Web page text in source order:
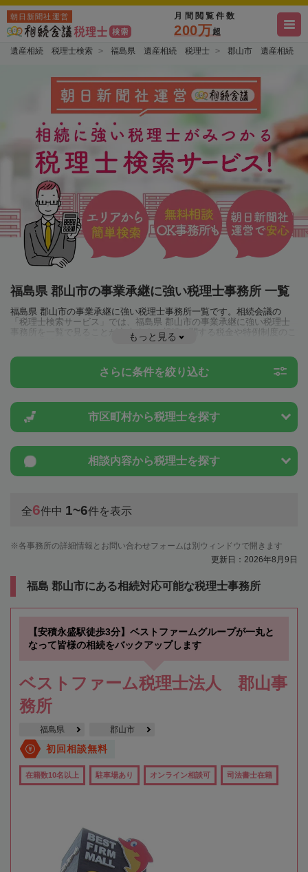
朝日新聞社運営 月間閲覧件数
200万超
遺産相続 税理士検索 福島県 遺産相続 税理士 郡山市 遺産相続
福島県 郡山市の事業承継に強い税理士事務所 一覧
福島県 郡山市の事業承継に強い税理士事務所一覧です。相続会議の
「税理士検索サービス」では、福島県 郡山市の事業承継に強い税理士
事務所を一覧で見ることが出来ます。相続に関する税金や特例制度のこ
とは一度近隣の税理士に相談してみましょう。
もっと見る
さらに条件を絞り込む
市区町村から税理士を探す
相談内容から税理士を探す
全6件中 1~6件を表示
各事務所の詳細情報とお問い合わせフォームは別ウィンドウで開きます
更新日：2026年8月9日
福島 郡山市にある相続対応可能な税理士事務所
【安積永盛駅徒歩3分】ベストファームグループが一丸と
なって皆様の相続をバックアップします
ベストファーム税理士法人 郡山事
務所
福島県 郡山市
初回相談無料
在籍数10名以上 駐車場あり オンライン相談可 司法書士在籍